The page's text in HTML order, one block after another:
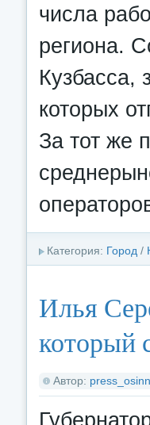
числа
региона.
которых
За тот же
Категория: Город /
Илья
который
Автор: